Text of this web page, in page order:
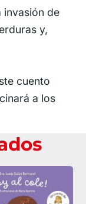
invasión de
y,
cuento
a los